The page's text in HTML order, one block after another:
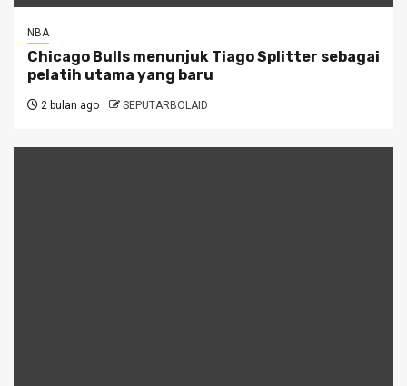
NBA
Chicago Bulls menunjuk Tiago Splitter sebagai
pelatih utama yang baru
2 bulan ago SEPUTARBOLAID